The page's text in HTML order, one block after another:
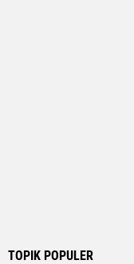
TOPIK POPULER